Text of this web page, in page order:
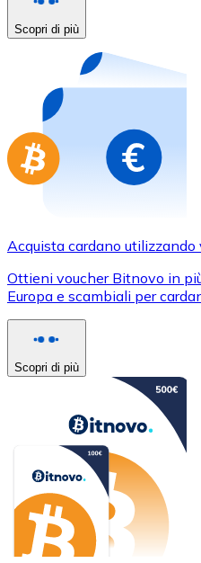
Acquista gift card dei
Vai al negozio di carte
Scopri di più
Acquista cardano utilizzando
Ottieni voucher Bitnovo in
Europa e scambiali per
Scopri di più